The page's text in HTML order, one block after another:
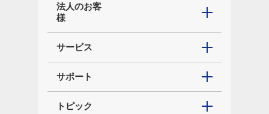
法人のお客
様
サービス
サポート
トピック